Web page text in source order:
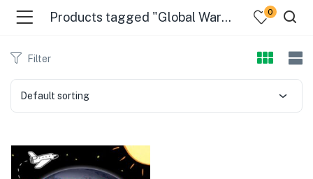
Products tagged "Global Warming" 0
Filter
Default sorting